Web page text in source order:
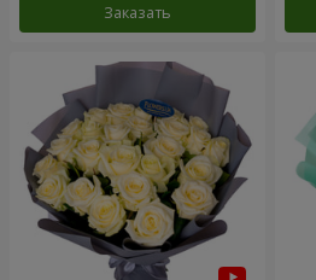
Заказать